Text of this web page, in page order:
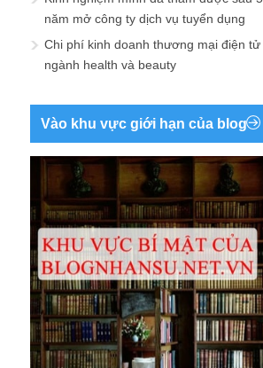
năm mở công ty dịch vụ tuyển dụng
Chi phí kinh doanh thương mại điện tử
ngành health và beauty
Vào khu vực giới hạn của blog